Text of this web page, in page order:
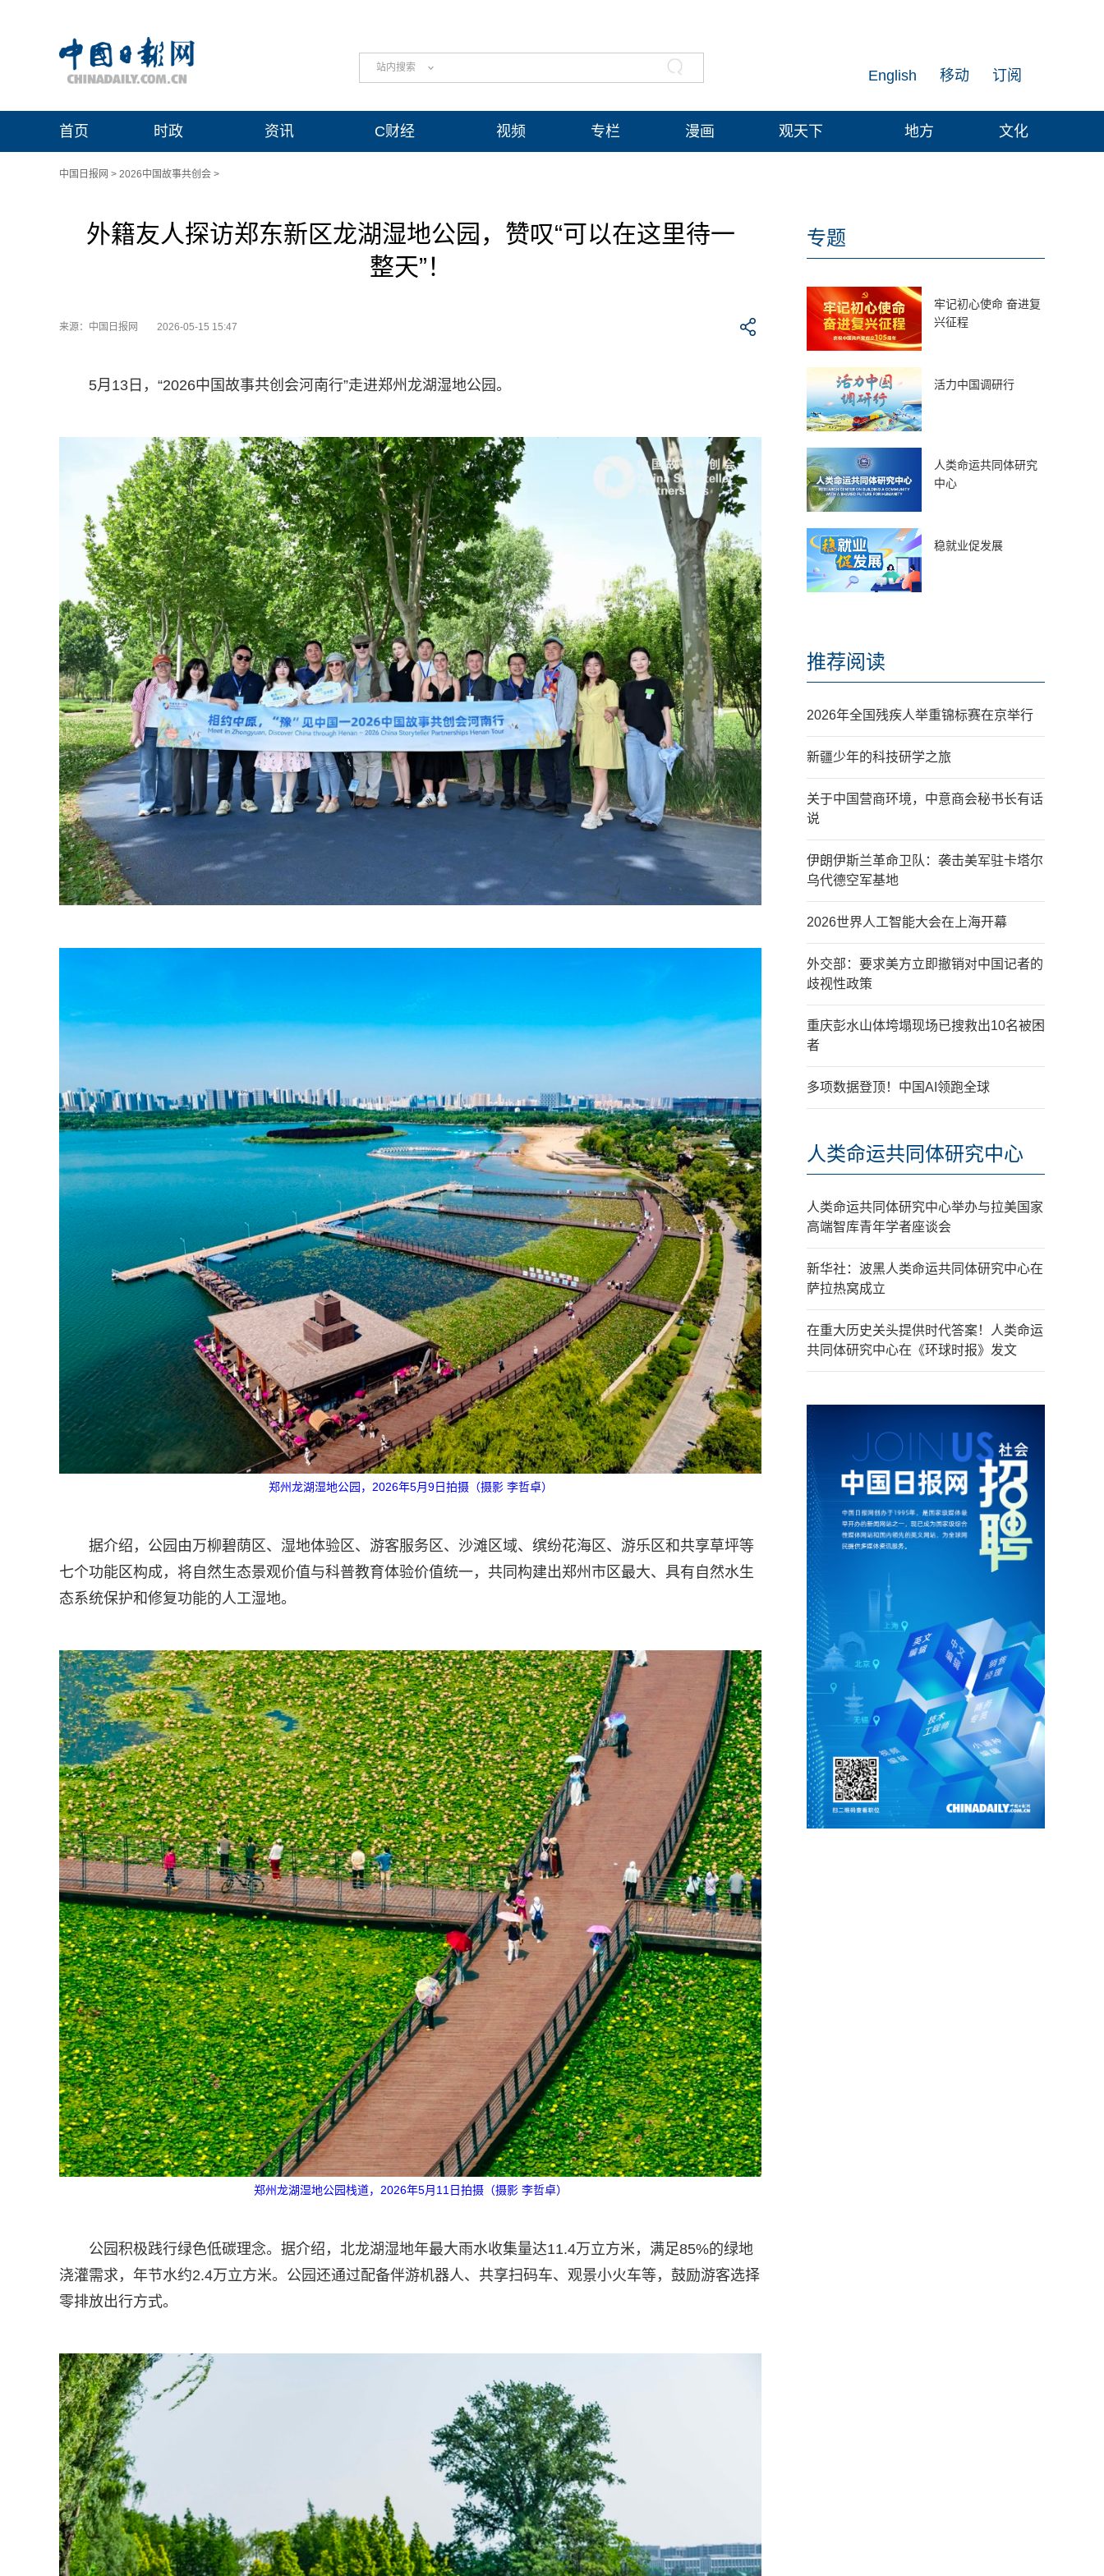
站内搜索 订阅
移动
English
首页 时政 资讯 C财经 视频 专栏 漫画 观天下 地方 文化
中国日报网 > 2026中国故事共创会 >
外籍友人探访郑东新区龙湖湿地公园，赞叹“可以在这里待一
整天”！
来源：中国日报网 2026-05-15 15:47
5月13日，“2026中国故事共创会河南行”走进郑州龙湖湿地公园。
郑州龙湖湿地公园，2026年5月9日拍摄（摄影 李哲卓）
据介绍，公园由万柳碧荫区、湿地体验区、游客服务区、沙滩区域、缤纷花海区、游乐区和共享草坪等
七个功能区构成，将自然生态景观价值与科普教育体验价值统一，共同构建出郑州市区最大、具有自然水生
态系统保护和修复功能的人工湿地。
郑州龙湖湿地公园栈道，2026年5月11日拍摄（摄影 李哲卓）
公园积极践行绿色低碳理念。据介绍，北龙湖湿地年最大雨水收集量达11.4万立方米，满足85%的绿地
浇灌需求，年节水约2.4万立方米。公园还通过配备伴游机器人、共享扫码车、观景小火车等，鼓励游客选择
零排放出行方式。
专题
牢记初心使命 奋进复
兴征程
活力中国调研行
人类命运共同体研究
中心
稳就业促发展
推荐阅读
2026年全国残疾人举重锦标赛在京举行
新疆少年的科技研学之旅
关于中国营商环境，中意商会秘书长有话
说
伊朗伊斯兰革命卫队：袭击美军驻卡塔尔
乌代德空军基地
2026世界人工智能大会在上海开幕
外交部：要求美方立即撤销对中国记者的
歧视性政策
重庆彭水山体垮塌现场已搜救出10名被困
者
多项数据登顶！中国AI领跑全球
人类命运共同体研究中心
人类命运共同体研究中心举办与拉美国家
高端智库青年学者座谈会
新华社：波黑人类命运共同体研究中心在
萨拉热窝成立
在重大历史关头提供时代答案！人类命运
共同体研究中心在《环球时报》发文